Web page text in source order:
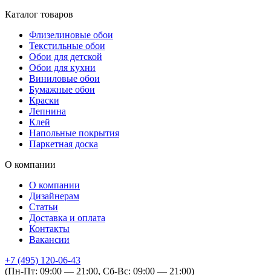
Каталог товаров
Флизелиновые обои
Текстильные обои
Обои для детской
Обои для кухни
Виниловые обои
Бумажные обои
Краски
Лепнина
Клей
Напольные покрытия
Паркетная доска
О компании
О компании
Дизайнерам
Статьи
Доставка и оплата
Контакты
Вакансии
+7 (495) 120-06-43
(Пн-Пт: 09:00 — 21:00, Сб-Вс: 09:00 — 21:00)